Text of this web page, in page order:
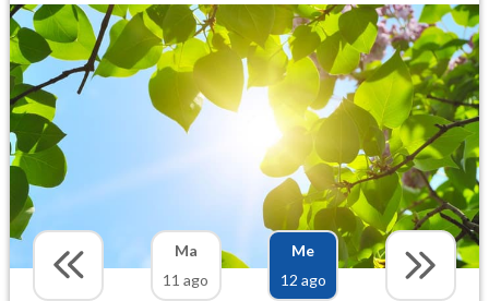
Ma
11 ago
Me
12 ago